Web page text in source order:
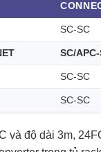
SC-SC
SC/
SC-SC
SC-SC
và độ dài 3m,